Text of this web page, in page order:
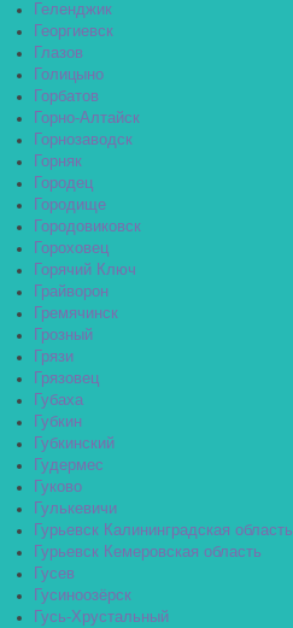
Геленджик
Георгиевск
Глазов
Голицыно
Горбатов
Горно-Алтайск
Горнозаводск
Горняк
Городец
Городище
Городовиковск
Гороховец
Горячий Ключ
Грайворон
Гремячинск
Грозный
Грязи
Грязовец
Губаха
Губкин
Губкинский
Гудермес
Гуково
Гулькевичи
Гурьевск Калининградская область
Гурьевск Кемеровская область
Гусев
Гусиноозёрск
Гусь-Хрустальный